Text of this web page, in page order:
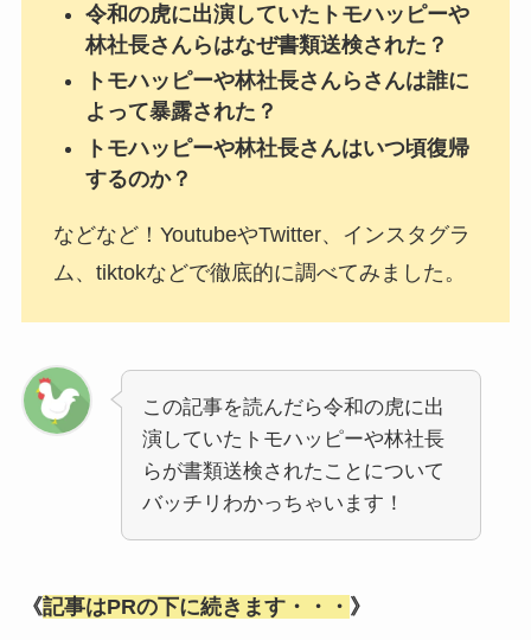
令和の虎に出演していたトモハッピーや
林社長さんらはなぜ書類送検された？
トモハッピーや林社長さんらさんは誰に
よって暴露された？
トモハッピーや林社長さんはいつ頃復帰
するのか？
などなど！YoutubeやTwitter、インスタグラ
ム、tiktokなどで徹底的に調べてみました。
この記事を読んだら令和の虎に出
演していたトモハッピーや林社長
らが書類送検されたことについて
バッチリわかっちゃいます！
《記事はPRの下に続きます・・・ 》